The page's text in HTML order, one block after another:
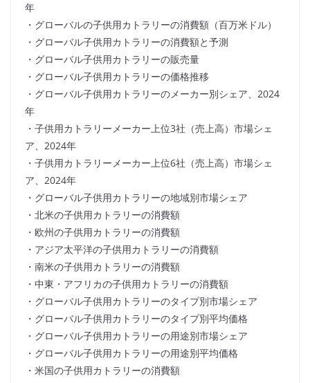
年
・グローバルの子供用カトラリーの消費額（百万米ドル）
・グローバル子供用カトラリーの消費額と予測
・グローバル子供用カトラリーの販売量
・グローバル子供用カトラリーの価格推移
・グローバル子供用カトラリーのメーカー別シェア、2024
年
・子供用カトラリーメーカー上位3社（売上高）市場シェ
ア、2024年
・子供用カトラリーメーカー上位6社（売上高）市場シェ
ア、2024年
・グローバル子供用カトラリーの地域別市場シェア
・北米の子供用カトラリーの消費額
・欧州の子供用カトラリーの消費額
・アジア太平洋の子供用カトラリーの消費額
・南米の子供用カトラリーの消費額
・中東・アフリカの子供用カトラリーの消費額
・グローバル子供用カトラリーのタイプ別市場シェア
・グローバル子供用カトラリーのタイプ別平均価格
・グローバル子供用カトラリーの用途別市場シェア
・グローバル子供用カトラリーの用途別平均価格
・米国の子供用カトラリーの消費額